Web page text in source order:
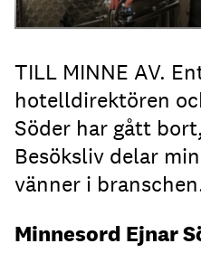
TILL MINNE AV.
hotelldirektören
Söder har gått
Besöksliv delar
vänner i
Minnesord Ejnar